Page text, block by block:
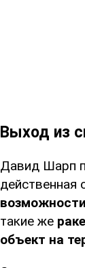
Выход из
Давид Шарп
действенная
такие же
объект на